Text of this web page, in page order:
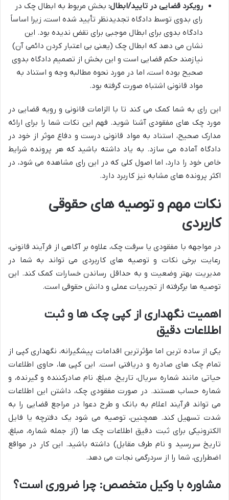
رویکرد قضایی در تایید/ابطال: بخش مربوط به ابطال چک در
رای بدوی توسط دادگاه تجدیدنظر تأیید شده است، زیرا اساساً
دادگاه بدوی برای ابطال موجبی برای نقض ندیده بود. این
نشان می دهد که ابطال چک (یعنی بی اعتبار کردن دائمی آن)
نیازمند حکم قضایی است و این بخش از تصمیم دادگاه بدوی
صحیح بوده است، اما در مورد نحوه مطالبه وجه و استناد به
مواد قانونی اشتباه صورت گرفته بود.
این رای به شما کمک می کند تا با الزامات قانونی و رویه قضایی در
مورد چک های مفقودی آشنا شوید. فهم این نکات شما را برای ارائه
مدارک صحیح، استناد به مواد قانونی درست و دفاع موثر از خود در
دادگاه آماده می سازد. به یاد داشته باشید که هر پرونده شرایط
خاص خود را دارد، اما اصول کلی که در این رای مشاهده می شود، در
اکثر پرونده های مشابه نیز کاربرد دارد.
نکات مهم و توصیه های حقوقی
کاربردی
در مواجهه با مفقودی یا سرقت چک، علاوه بر آگاهی از فرآیند قانونی،
رعایت برخی نکات و توصیه های کاربردی می تواند به شما در
مدیریت بهتر وضعیت و به حداقل رساندن خسارات کمک کند. این
توصیه ها برگرفته از تجربیات عملی و دانش حقوقی است.
اهمیت نگهداری از کپی چک ها و ثبت
اطلاعات دقیق
یکی از ساده ترین اما مؤثرترین اقدامات پیشگیرانه، نگهداری کپی از
تمام چک های صادره و دریافتی است. این کپی ها، حاوی اطلاعات
حیاتی مانند شماره سریال، تاریخ، مبلغ، نام صادرکننده و گیرنده، و
شماره حساب هستند. در صورت مفقودی چک، داشتن این اطلاعات
می تواند فرآیند اعلام به بانک و طرح دعوا در مراجع قضایی را به
شدت تسهیل کند. همچنین، توصیه می شود یک دفترچه یا فایل
الکترونیکی برای ثبت دقیق اطلاعات چک ها (از جمله شماره، مبلغ،
تاریخ سررسید و نام طرف مقابل) داشته باشید. این کار در مواقع
اضطراری، شما را از سردرگمی نجات می دهد.
مشاوره با وکیل متخصص: چرا ضروری است؟